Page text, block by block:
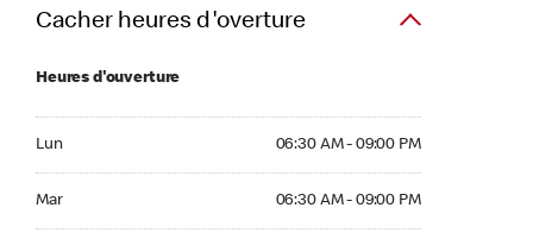
Cacher heures d'overture
Heures d'ouverture
Lun 06:30 AM - 09:00 PM
Mar 06:30 AM - 09:00 PM